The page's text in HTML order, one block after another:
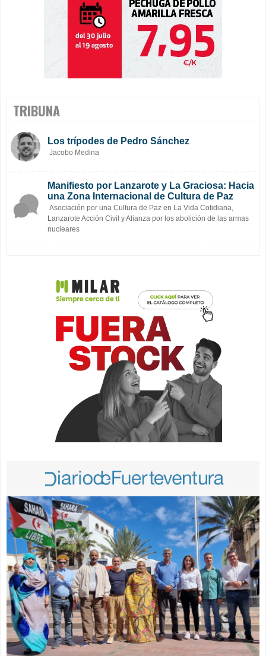
TRIBUNA
Los trípodes de Pedro Sánchez
Jacobo Medina
Manifiesto por Lanzarote y La Graciosa: Hacia
una Zona Internacional de Cultura de Paz
Asociación por una Cultura de Paz en La Vida Cotidiana,
Lanzarote Acción Civil y Alianza por los abolición de las armas
nucleares